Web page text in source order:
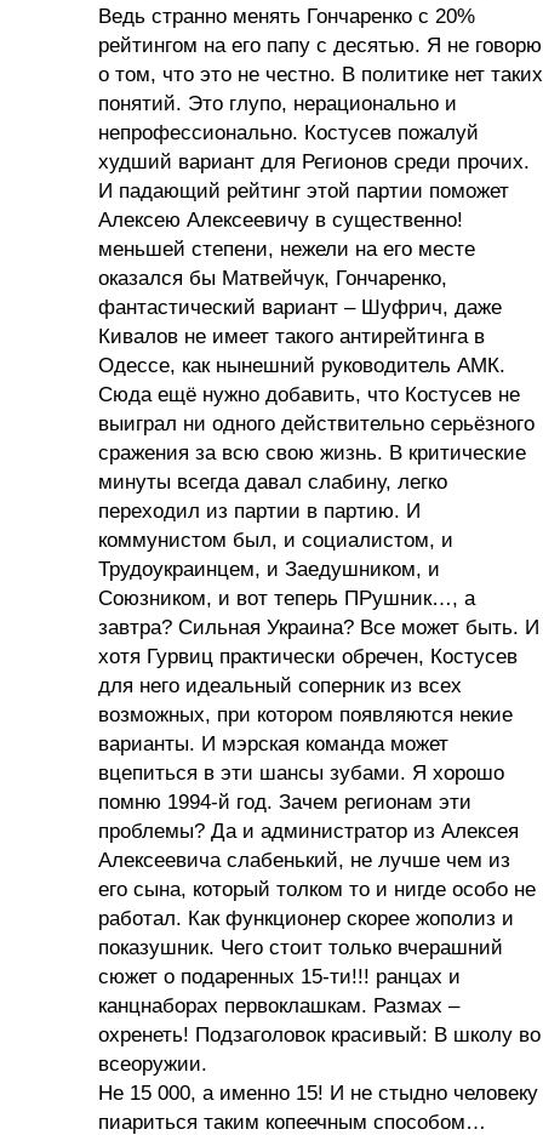
Ведь странно менять Гончаренко с 20%
рейтингом на его папу с десятью. Я не говорю
о том, что это не честно. В политике нет таких
понятий. Это глупо, нерационально и
непрофессионально. Костусев пожалуй
худший вариант для Регионов среди прочих.
И падающий рейтинг этой партии поможет
Алексею Алексеевичу в существенно!
меньшей степени, нежели на его месте
оказался бы Матвейчук, Гончаренко,
фантастический вариант – Шуфрич, даже
Кивалов не имеет такого антирейтинга в
Одессе, как нынешний руководитель АМК.
Сюда ещё нужно добавить, что Костусев не
выиграл ни одного действительно серьёзного
сражения за всю свою жизнь. В критические
минуты всегда давал слабину, легко
переходил из партии в партию. И
коммунистом был, и социалистом, и
Трудоукраинцем, и Заедушником, и
Союзником, и вот теперь ПРушник…, а
завтра? Сильная Украина? Все может быть. И
хотя Гурвиц практически обречен, Костусев
для него идеальный соперник из всех
возможных, при котором появляются некие
варианты. И мэрская команда может
вцепиться в эти шансы зубами. Я хорошо
помню 1994-й год. Зачем регионам эти
проблемы? Да и администратор из Алексея
Алексеевича слабенький, не лучше чем из
его сына, который толком то и нигде особо не
работал. Как функционер скорее жополиз и
показушник. Чего стоит только вчерашний
сюжет о подаренных 15-ти!!! ранцах и
канцнаборах первоклашкам. Размах –
охренеть! Подзаголовок красивый: В школу во
всеоружии.
Не 15 000, а именно 15! И не стыдно человеку
пиариться таким копеечным способом…